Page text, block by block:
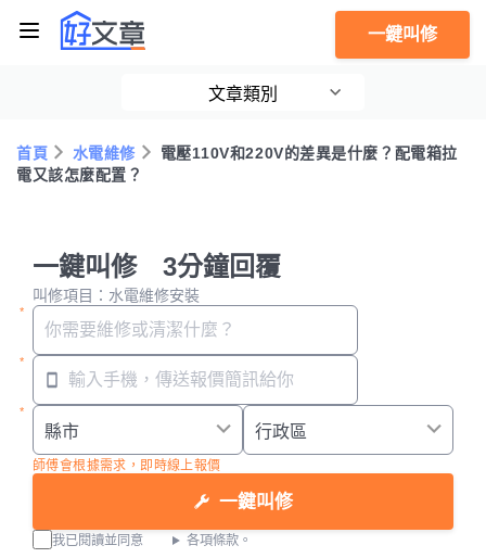
一鍵叫修
文章類別
首頁 水電維修
電壓110V和220V的差異是什麼？配電箱拉
電又該怎麼配置？
一鍵叫修 3分鐘回覆
叫修項目：水電維修安裝
師傅會根據需求，即時線上報價
一鍵叫修
我已閱讀並同意 各項條款。